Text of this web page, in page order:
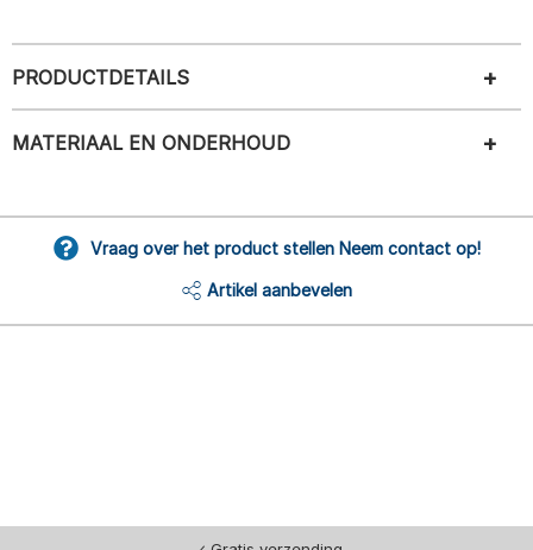
PRODUCTDETAILS
MATERIAAL EN ONDERHOUD
Vraag over het product stellen Neem contact op!
Artikel aanbevelen